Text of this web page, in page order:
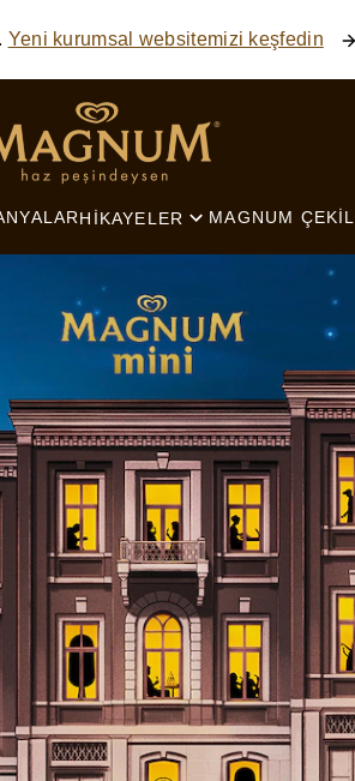
Yeni kurumsal websitemizi keşfedin
HIKAYELER MAGNUM